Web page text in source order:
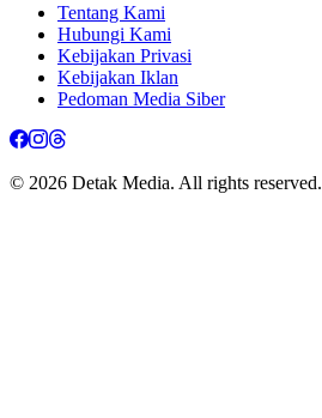
Tentang Kami
Hubungi Kami
Kebijakan Privasi
Kebijakan Iklan
Pedoman Media Siber
© 2026 Detak Media. All rights reserved.